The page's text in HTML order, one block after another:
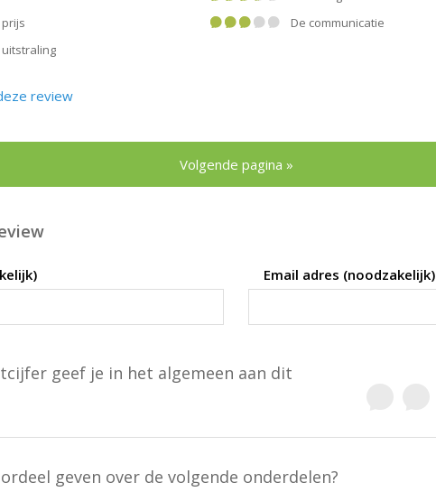
prijs
De communicatie
uitstraling
review
Volgende pagina »
Email adres (noodzakelijk)
geef je in het algemeen aan dit
geven over de volgende onderdelen?